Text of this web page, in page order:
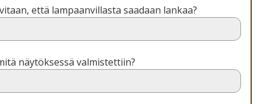
että lampaanvillasta saadaan lankaa?
näytöksessä valmistettiin?